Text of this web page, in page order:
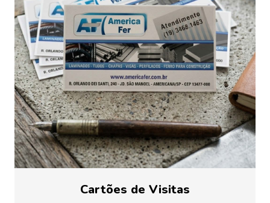
Cartões de Visitas